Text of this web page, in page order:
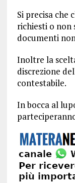
Si precisa che
richiesti o
documenti
Inoltre la
discrezione
contestabile.
In bocca al